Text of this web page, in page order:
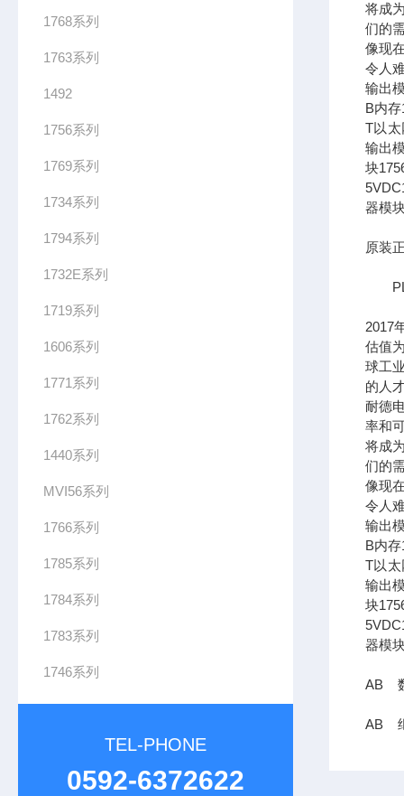
1768系列
1763系列
1492
1756系列
1769系列
1734系列
1794系列
1732E系列
1719系列
1606系列
1771系列
1762系列
1440系列
MVI56系列
1766系列
1785系列
1784系列
1783系列
1746系列
TEL-PHONE
0592-6372622
将成
们的
像现
令人
输出
B内
T以太
输出
块
器模
原装
PLC
2017
估值
球工
的人
耐德
率和
将成
们的
像现
令人
输出
B内
T以太
输出
块
器模
AB
AB